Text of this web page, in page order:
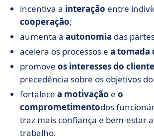
incentiva a interação entre
cooperação;
aumenta a autonomia das
acelera os processos e a tomada
promove os interesses do cliente
precedência sobre os objetivos
fortalece a motivação e o
comprometimentodos
traz mais confiança e bem-estar
trabalho.